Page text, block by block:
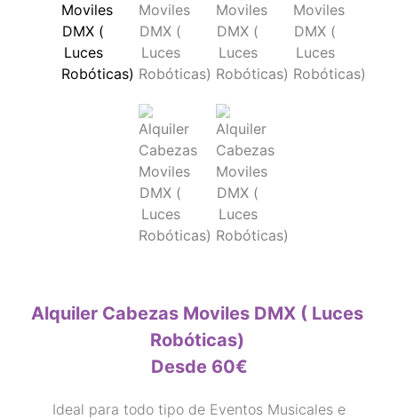
Alquiler Cabezas Moviles DMX ( Luces
Robóticas)
Desde 60€
Ideal para todo tipo de Eventos Musicales e